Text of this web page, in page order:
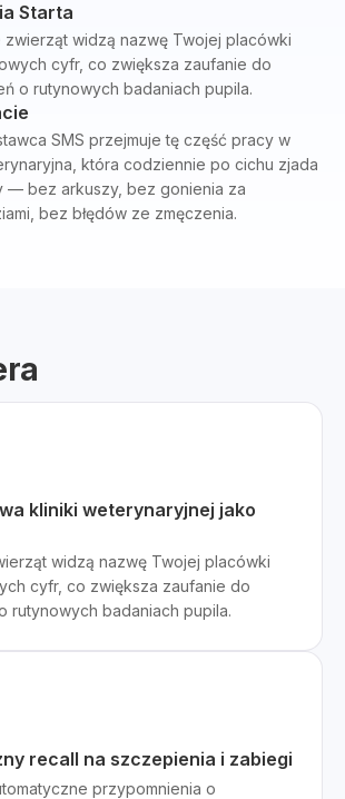
Starta
zwierząt widzą nazwę Twojej placówki
cyfr, co zwiększa zaufanie do
o rutynowych badaniach pupila.
SMS przejmuje tę część pracy w
która codziennie po cichu zjada
— bez arkuszy, bez gonienia za
bez błędów ze zmęczenia.
kliniki weterynaryjnej jako
widzą nazwę Twojej placówki
cyfr, co zwiększa zaufanie do
rutynowych badaniach pupila.
recall na szczepienia i zabiegi
przypomnienia o